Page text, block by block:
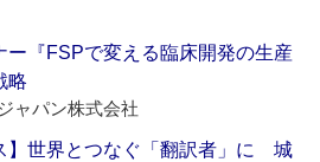
ー『FSPで変える臨床開発の生産
略
ャパン株式会社
】世界とつなぐ「翻訳者」に 城